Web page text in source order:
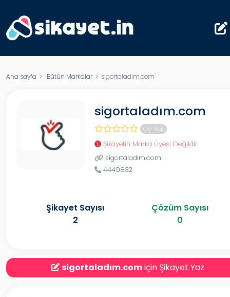
Ana sayfa > Bütün Markalar> sigortaladım.com
sigortaladım.com
Oy Yok
Şikayetin Marka Üyesi Değildir
sigortaladim.com
4449832
Şikayet Sayısı
2
Çözüm Sayısı
0
sigortaladım.comiçin Şikayet Yaz